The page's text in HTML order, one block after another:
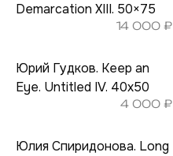
Demarcation XIII. 50×75
14 000 ₽
Юрий Гудков. Keep an
Eye. Untitled IV. 40х50
4 000 ₽
Юлия Спиридонова. Long